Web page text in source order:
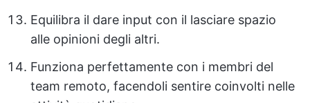
Equilibra il dare input con il lasciare spazio
alle opinioni degli altri.
Funziona perfettamente con i membri del
team remoto, facendoli sentire coinvolti nelle